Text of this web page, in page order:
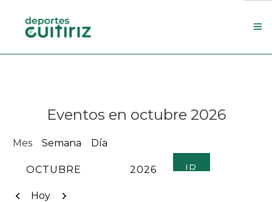
Contacto
Search Site
Eventos en octubre 2026
Mes Semana Día
MES
AÑO
Anterior
Hoy Siguiente